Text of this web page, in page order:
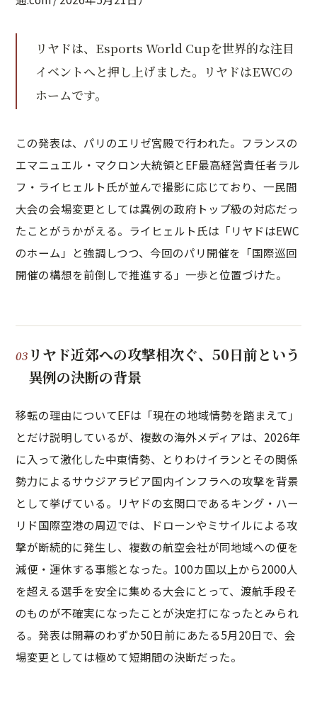
リヤドは、Esports World Cupを世界的な注目
イベントへと押し上げました。リヤドはEWCの
ホームです。
この発表は、パリのエリゼ宮殿で行われた。フランスの
エマニュエル・マクロン大統領とEF最高経営責任者ラル
フ・ライヒェルト氏が並んで撮影に応じており、一民間
大会の会場変更としては異例の政府トップ級の対応だっ
たことがうかがえる。ライヒェルト氏は「リヤドはEWC
のホーム」と強調しつつ、今回のパリ開催を「国際巡回
開催の構想を前倒しで推進する」一歩と位置づけた。
リヤド近郊への攻撃相次ぐ、50日前という
異例の決断の背景
移転の理由についてEFは「現在の地域情勢を踏まえて」
とだけ説明しているが、複数の海外メディアは、2026年
に入って激化した中東情勢、とりわけイランとその関係
勢力によるサウジアラビア国内インフラへの攻撃を背景
として挙げている。リヤドの玄関口であるキング・ハー
リド国際空港の周辺では、ドローンやミサイルによる攻
撃が断続的に発生し、複数の航空会社が同地域への便を
減便・運休する事態となった。100カ国以上から2000人
を超える選手を安全に集める大会にとって、渡航手段そ
のものが不確実になったことが決定打になったとみられ
る。発表は開幕のわずか50日前にあたる5月20日で、会
場変更としては極めて短期間の決断だった。